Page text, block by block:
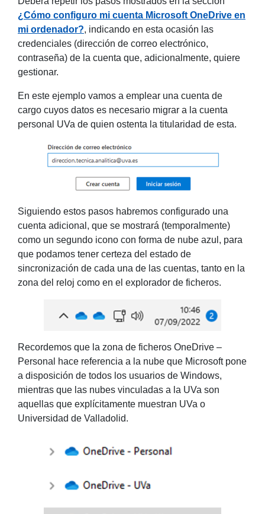
¿Cómo configuro mi cuenta Microsoft OneDrive en
mi ordenador?, indicando en esta ocasión las
credenciales (dirección de correo electrónico,
contraseña) de la cuenta que, adicionalmente, quiere
gestionar.
En este ejemplo vamos a emplear una cuenta de
cargo cuyos datos es necesario migrar a la cuenta
personal UVa de quien ostenta la titularidad de esta.
Siguiendo estos pasos habremos configurado una
cuenta adicional, que se mostrará (temporalmente)
como un segundo icono con forma de nube azul, para
que podamos tener certeza del estado de
sincronización de cada una de las cuentas, tanto en la
zona del reloj como en el explorador de ficheros.
Recordemos que la zona de ficheros OneDrive –
Personal hace referencia a la nube que Microsoft pone
a disposición de todos los usuarios de Windows,
mientras que las nubes vinculadas a la UVa son
aquellas que explícitamente muestran UVa o
Universidad de Valladolid.